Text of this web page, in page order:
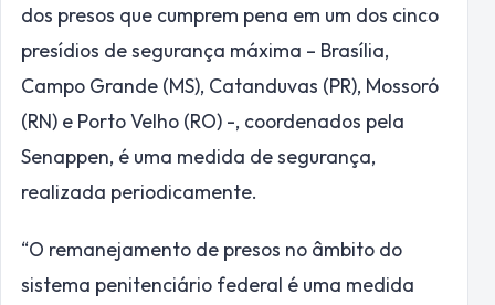
dos presos que cumprem pena em um dos cinco
presídios de segurança máxima – Brasília,
Campo Grande (MS), Catanduvas (PR), Mossoró
(RN) e Porto Velho (RO) -, coordenados pela
Senappen, é uma medida de segurança,
realizada periodicamente.
“O remanejamento de presos no âmbito do
sistema penitenciário federal é uma medida